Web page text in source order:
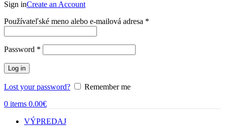
Sign inCreate an Account
Používateľské meno alebo e-mailová adresa *
Password *
Log in
Lost your password?
Remember me
0 items 0.00€
VÝPREDAJ